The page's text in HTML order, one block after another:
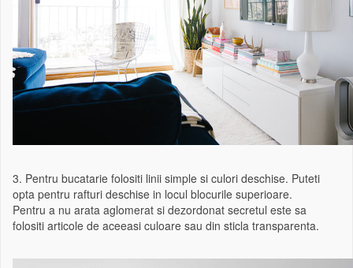
3. Pentru bucatarie folositi linii simple si culori deschise. Puteti
opta pentru rafturi deschise in locul blocurile superioare.
Pentru a nu arata aglomerat si dezordonat secretul este sa
folositi articole de aceeasi culoare sau din sticla transparenta.